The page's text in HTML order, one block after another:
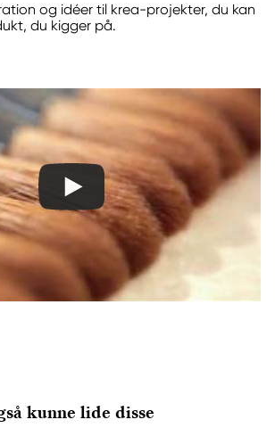
Swedenog idéer til krea-projekter, du kan
du kigger på.
kunne lide disse